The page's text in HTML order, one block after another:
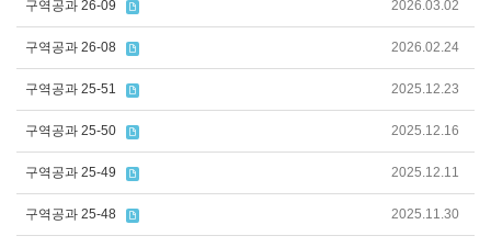
구역공과 26-09 2026.03.02
구역공과 26-08 2026.02.24
구역공과 25-51 2025.12.23
구역공과 25-50 2025.12.16
구역공과 25-49 2025.12.11
구역공과 25-48 2025.11.30